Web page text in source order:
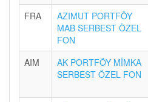
FRA
AZIMUT PORTFÖY
MAB SERBEST ÖZEL
FON
AIM
AK PORTFÖY MİMKA
SERBEST ÖZEL FON